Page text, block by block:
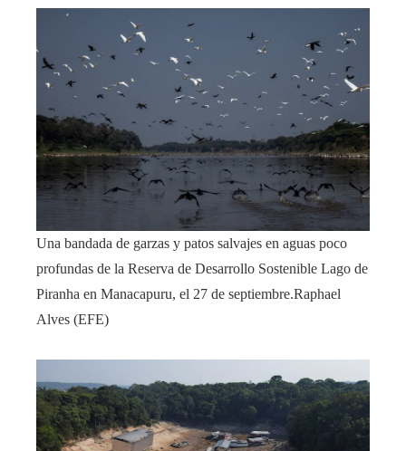
Una bandada de garzas y patos salvajes en aguas poco
profundas de la Reserva de Desarrollo Sostenible Lago de
Piranha en Manacapuru, el 27 de septiembre.Raphael
Alves (EFE)